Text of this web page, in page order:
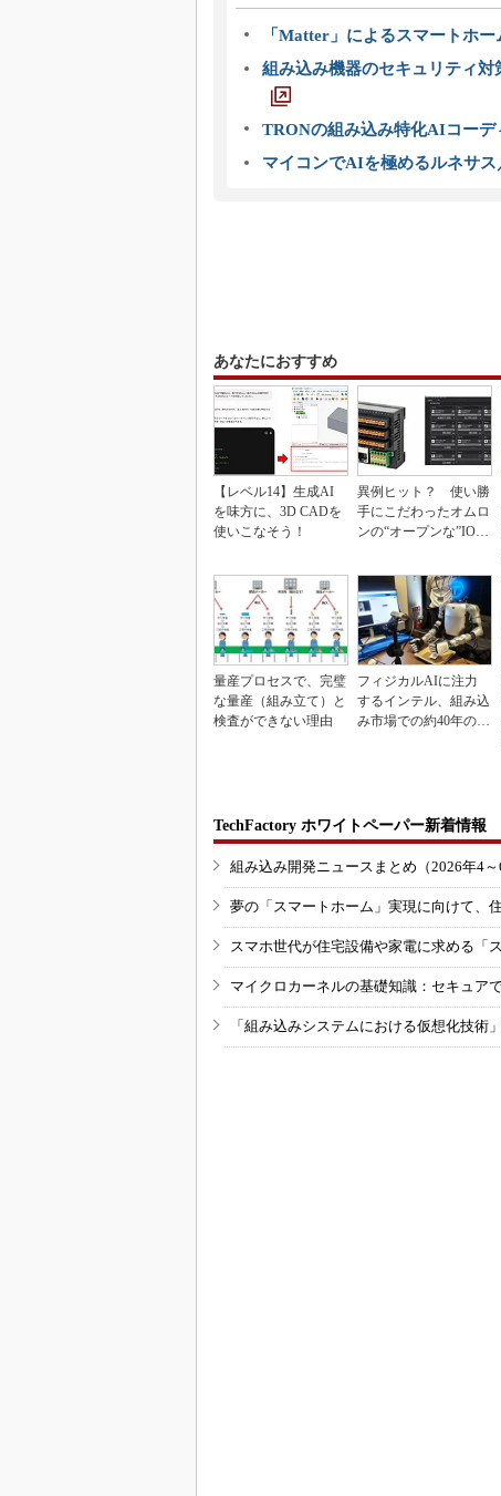
「Matter」によるスマートホ
組み込み機器のセキュリティ
TRONの組み込み特化AIコーデ
マイコンでAIを極めるルネサ
あなたにおすすめ
【レベル14】生成AI
を味方に、3D CADを
使いこなそう！
異例ヒット？ 使い勝
手にこだわったオムロ
ンの“オープンな”IO-L
量産プロセスで、完璧
な量産（組み立て）と
検査ができない理由
フィジカルAIに注力
するインテル、組み込
み市場での約40年の実
TechFactory ホワイトペーパー新着情報
組み込み開発ニュースまとめ（2026年4～
夢の「スマートホーム」実現に向けて、
スマホ世代が住宅設備や家電に求める「
マイクロカーネルの基礎知識：セキュア
「組み込みシステムにおける仮想化技